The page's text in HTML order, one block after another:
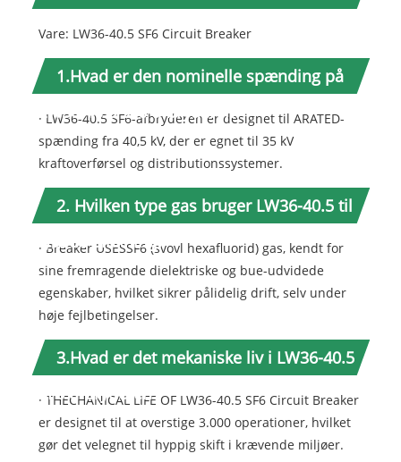
Vare: LW36-40.5 SF6 Circuit Breaker
1.Hvad er den nominelle spænding på
LW36-40.5 SF6-afbryderen?
· LW36-40.5 SF6-afbryderen er designet til ARATED-
spænding fra 40,5 kV, der er egnet til 35 kV
kraftoverførsel og distributionssystemer.
2. Hvilken type gas bruger LW36-40.5 til
lysbue-slukning?
· Breaker USESSF6 (svovl hexafluorid) gas, kendt for
sine fremragende dielektriske og bue-udvidede
egenskaber, hvilket sikrer pålidelig drift, selv under
høje fejlbetingelser.
3.Hvad er det mekaniske liv i LW36-40.5
SF6-afbryderen?
· THECHANICAL LIFE OF LW36-40.5 SF6 Circuit Breaker
er designet til at overstige 3.000 operationer, hvilket
gør det velegnet til hyppig skift i krævende miljøer.